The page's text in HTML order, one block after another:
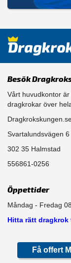
Besök
Vårt huvudkontor
dragkrokar över
Svartalundsvägen 6
302 35 Halmstad
556861-0256
Öppettider
Måndag - Fredag
Hitta rätt
Få offert